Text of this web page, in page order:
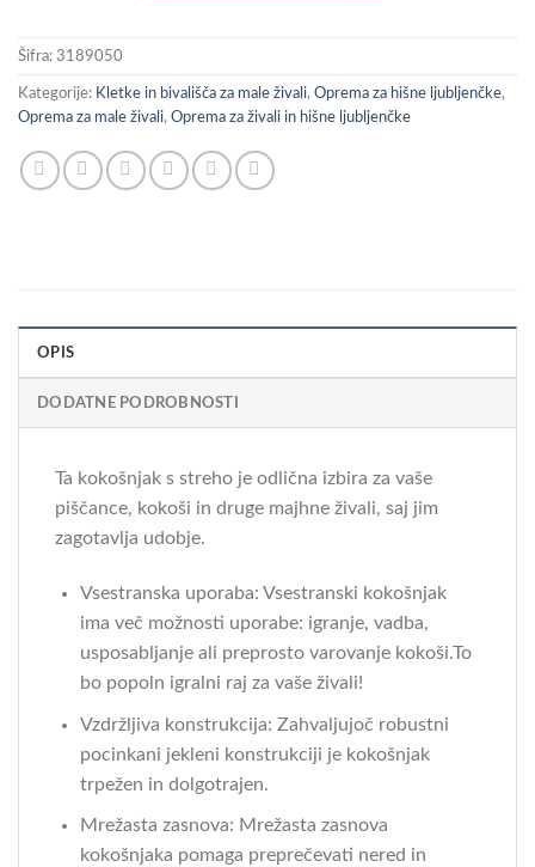
Šifra: 3189050
Kategorije: Kletke in bivališča za male živali, Oprema za hišne ljubljenčke,
Oprema za male živali, Oprema za živali in hišne ljubljenčke
OPIS
DODATNE PODROBNOSTI
Ta kokošnjak s streho je odlična izbira za vaše
piščance, kokoši in druge majhne živali, saj jim
zagotavlja udobje.
Vsestranska uporaba: Vsestranski kokošnjak
ima več možnosti uporabe: igranje, vadba,
usposabljanje ali preprosto varovanje kokoši.To
bo popoln igralni raj za vaše živali!
Vzdržljiva konstrukcija: Zahvaljujoč robustni
pocinkani jekleni konstrukciji je kokošnjak
trpežen in dolgotrajen.
Mrežasta zasnova: Mrežasta zasnova
kokošnjaka pomaga preprečevati nered in